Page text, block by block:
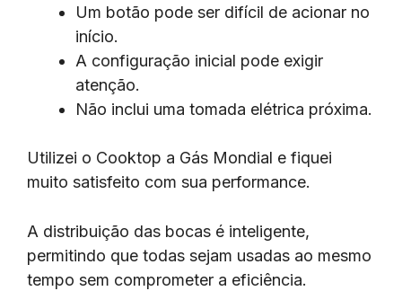
Um botão pode ser difícil de acionar no
início.
A configuração inicial pode exigir
atenção.
Não inclui uma tomada elétrica próxima.
Utilizei o Cooktop a Gás Mondial e fiquei
muito satisfeito com sua performance.
A distribuição das bocas é inteligente,
permitindo que todas sejam usadas ao mesmo
tempo sem comprometer a eficiência.